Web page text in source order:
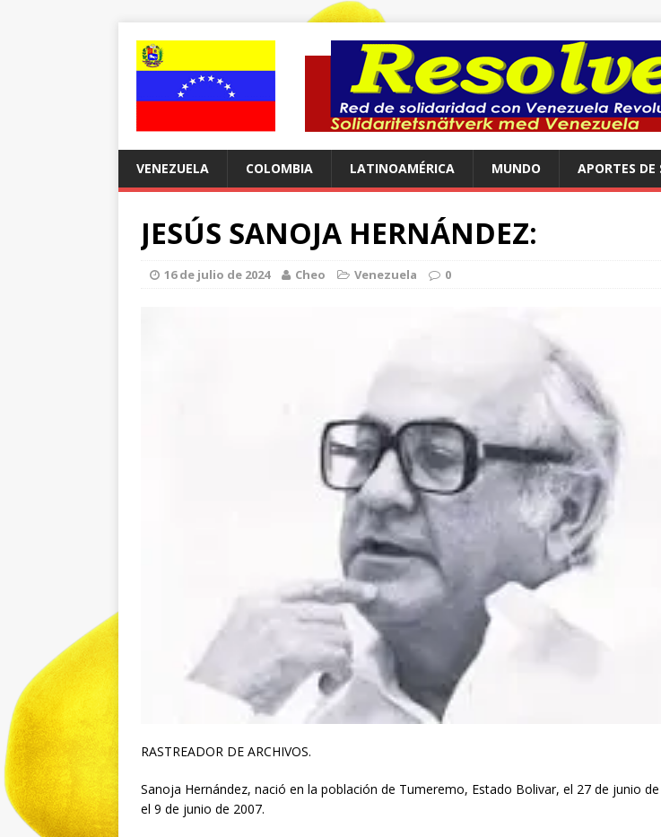
VENEZUELA COLOMBIA LATINOAMÉRICA MUNDO APORTES DE
JESÚS SANOJA HERNÁNDEZ:
16 de julio de 2024 Cheo Venezuela 0
RASTREADOR DE ARCHIVOS.
Sanoja Hernández, nació en la población de Tumeremo, Estado Bolivar, el 27 de junio
el 9 de junio de 2007.